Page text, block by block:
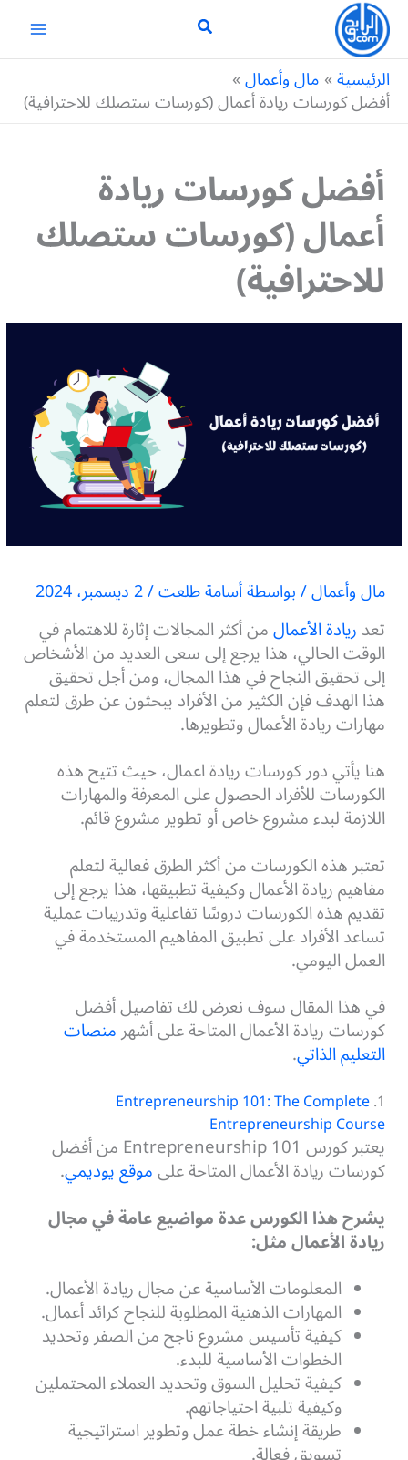
تخطي
المحتوى
الرئيسية مال وأعمال
أفضل كورسات ريادة أعمال (كورسات ستصلك للاحترافية)
أفضل كورسات ريادة
أعمال (كورسات ستصلك
للاحترافية)
مال وأعمال/ بواسطةأسامة طلعت/2 ديسمبر، 2024
تعدريادة الأعمالمن أكثر المجالات إثارة للاهتمام في
الوقت الحالي، هذا يرجع إلى سعى العديد من الأشخاص
إلى تحقيق النجاح في هذا المجال، ومن أجل تحقيق
هذا الهدف فإن الكثير من الأفراد يبحثون عن طرق لتعلم
مهارات ريادة الأعمال وتطويرها.
هنا يأتي دور كورسات ريادة اعمال، حيث تتيح هذه
الكورسات للأفراد الحصول على المعرفة والمهارات
اللازمة لبدء مشروع خاص أو تطوير مشروع قائم.
تعتبر هذه الكورسات من أكثر الطرق فعالية لتعلم
مفاهيم ريادة الأعمال وكيفية تطبيقها،هذا يرجع إلى
تقديم هذه الكورسات دروسًا تفاعلية وتدريبات عملية
تساعد الأفراد على تطبيق المفاهيم المستخدمة في
العمل اليومي.
في هذا المقال سوف نعرض لك تفاصيل أفضل
كورسات ريادة الأعمال المتاحة على أشهرمنصات
التعليم الذاتي.
1.
Entrepreneurship 101: The Complete
Entrepreneurship Course
يعتبر كورس Entrepreneurship 101 من أفضل
كورسات ريادة الأعمال المتاحة علىموقع يوديمي.
يشرح هذا الكورس عدة مواضيع عامة في مجال
ريادة الأعمال مثل:
المعلومات الأساسية عن مجال ريادة الأعمال.
المهارات الذهنية المطلوبة للنجاح كرائد أعمال.
كيفية تأسيس مشروع ناجح من الصفر وتحديد
الخطوات الأساسية للبدء.
كيفية تحليل السوق وتحديد العملاء المحتملين
وكيفية تلبية احتياجاتهم.
طريقة إنشاء خطة عمل وتطوير استراتيجية